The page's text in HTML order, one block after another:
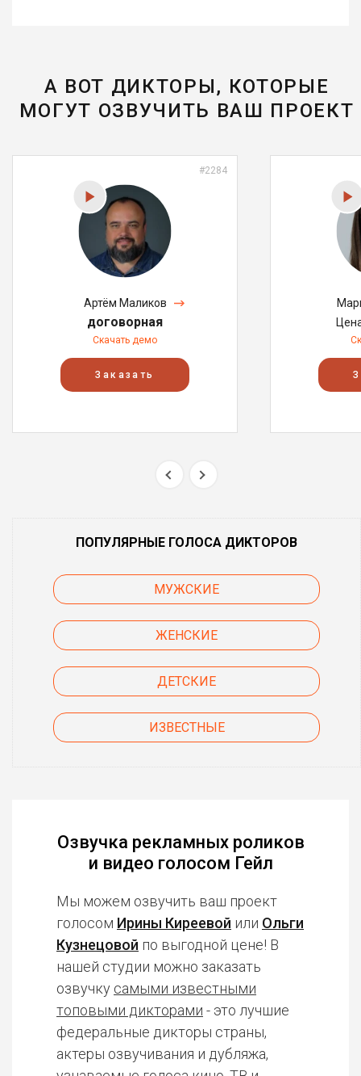
А ВОТ ДИКТОРЫ, КОТОРЫЕ
МОГУТ ОЗВУЧИТЬ ВАШ ПРОЕКТ
#2284
Артём Маликов
договорная
Скачать демо
Заказать
ПОПУЛЯРНЫЕ ГОЛОСА ДИКТОРОВ
МУЖСКИЕ
ЖЕНСКИЕ
ДЕТСКИЕ
ИЗВЕСТНЫЕ
Озвучка рекламных роликов
и видео голосом Гейл
Мы можем озвучить ваш проект
голосом Ирины Киреевой или Ольги
Кузнецовой по выгодной цене! В
нашей студии можно заказать
озвучку самыми известными
топовыми дикторами - это лучшие
федеральные дикторы страны,
актеры озвучивания и дубляжа,